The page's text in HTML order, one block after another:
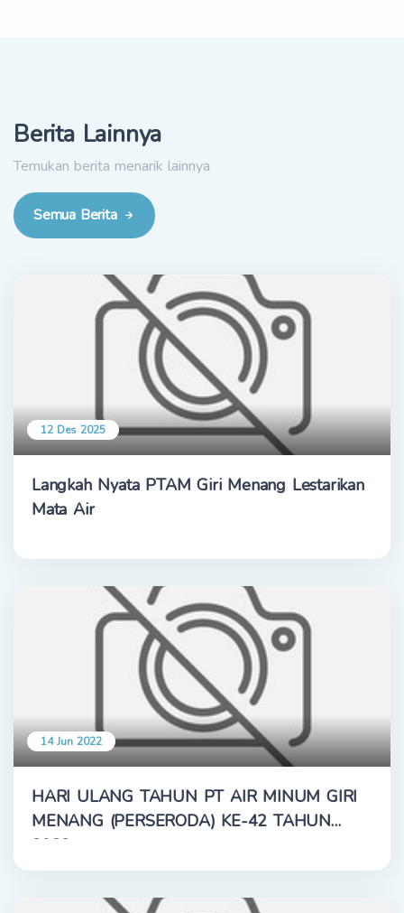
Berita Lainnya
Temukan berita menarik lainnya
Semua Berita
12 Des 2025
Langkah Nyata PTAM Giri Menang Lestarikan
Mata Air
14 Jun 2022
HARI ULANG TAHUN PT AIR MINUM GIRI
MENANG (PERSERODA) KE-42 TAHUN
2022